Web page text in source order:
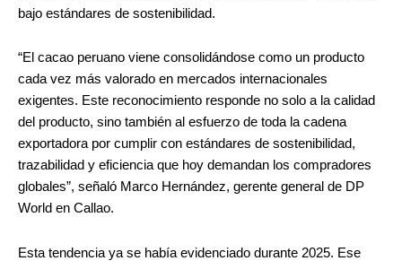
bajo estándares de sostenibilidad.
“El cacao peruano viene consolidándose como un producto
cada vez más valorado en mercados internacionales
exigentes. Este reconocimiento responde no solo a la calidad
del producto, sino también al esfuerzo de toda la cadena
exportadora por cumplir con estándares de sostenibilidad,
trazabilidad y eficiencia que hoy demandan los compradores
globales”, señaló Marco Hernández, gerente general de DP
World en Callao.
Esta tendencia ya se había evidenciado durante 2025. Ese